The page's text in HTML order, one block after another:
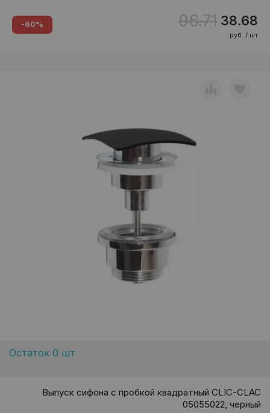
-60% 96.71 38.68
руб. / шт
Остаток 0 шт
Выпуск сифона с пробкой квадратный CLIC-CLAC
05055022, черный